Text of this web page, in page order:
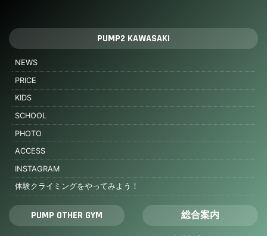
PUMP2 KAWASAKI
NEWS
PRICE
KIDS
SCHOOL
PHOTO
ACCESS
INSTAGRAM
体験クライミングをやってみよう！
PUMP OTHER GYM 総合案内